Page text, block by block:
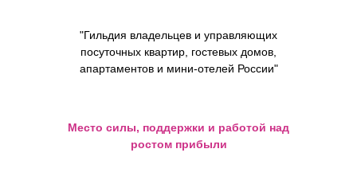
Место силы, поддержки и работой над
ростом прибыли
"Гильдия владельцев и управляющих
посуточных квартир, гостевых домов,
апартаментов и мини-отелей России"